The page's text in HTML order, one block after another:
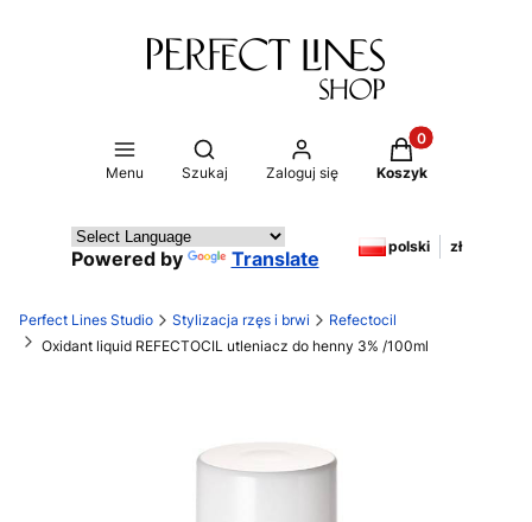
Menu
Otwórz wyszukiwarkę
Szukaj Zaloguj się
Produkty w
Koszyk
Powered by Translate
polski zł
Perfect Lines Studio Stylizacja rzęs i brwi
Refectocil
Oxidant liquid REFECTOCIL utleniacz do henny 3% /100ml